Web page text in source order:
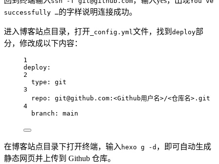
successfully …的字样说明连接成功。
进入博客站点目录，打开 _config.yml文件，找到 deploy部
分，修改成以下内容：
1
deploy :
2
type : git
3
repo : git@github.com:<Github用户名>/<仓库名>.git
4
branch : main
在博客站点目录下打开终端，输入 hexo g -d ，即可自动生成
静态网页并上传到 Github 仓库。